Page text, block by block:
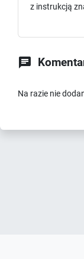
z instrukcją

Na razie nie